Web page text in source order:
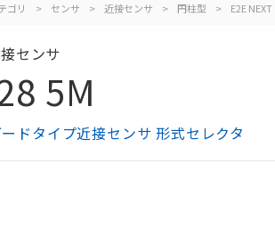
ゴリ > センサ > 近接センサ > 円柱型 > E2E NEXT
センサ
5M
ドタイプ近接センサ 形式セレクタ